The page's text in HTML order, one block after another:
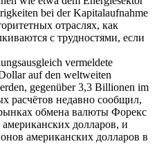
bei der Kapitalaufnahme
отраслях, как
с трудностями, если
vermeldete
auf den weltweiten
gegenüber 3,3 Billionen im
расчётов недавно сообщил,
обмена валюты Форекс
американских долларов, и
американских долларов в